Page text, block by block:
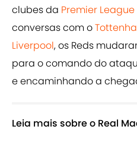
clubes da Premier League
conversas com o
Liverpool, os Reds
para o comando do
e encaminhando a
Leia mais sobre o Real